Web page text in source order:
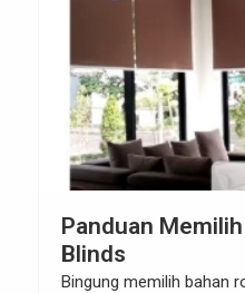
Panduan
Blinds
Bingung memilih bahan